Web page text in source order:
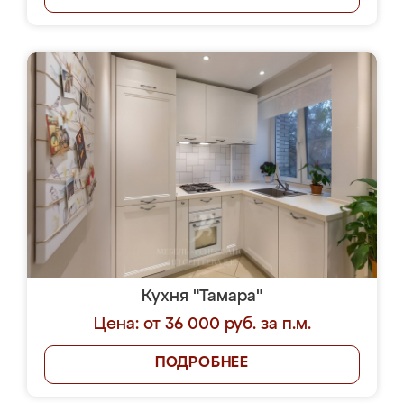
Кухня "Тамара"
Цена: от 36 000 руб. за п.м.
ПОДРОБНЕЕ